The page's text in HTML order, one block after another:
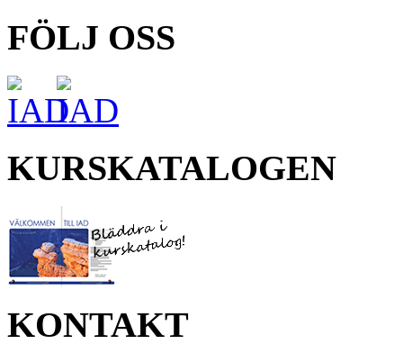
FÖLJ OSS
KURSKATALOGEN
KONTAKT